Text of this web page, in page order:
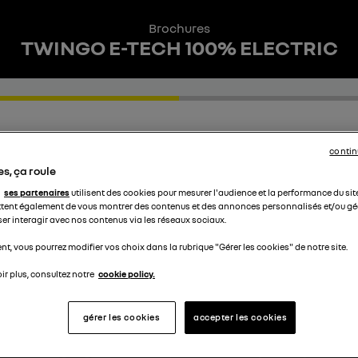
Brochures
TWINGO E-TECH 100% ELECTRIC
LES
VOUS SOUHAITEZ
ça roule
ses partenairesutilisent des cookies pour mesurer l'audience et la performance du
également de vous montrer des contenus et des annonces personnalisés et/ou
interagir avec nos contenus via les réseaux sociaux.
vous pourrez modifier vos choix dans la rubrique "Gérer les cookies" de notre site.
plus, consultez notre cookie policy.
accepter les cookies
gérer les cookies